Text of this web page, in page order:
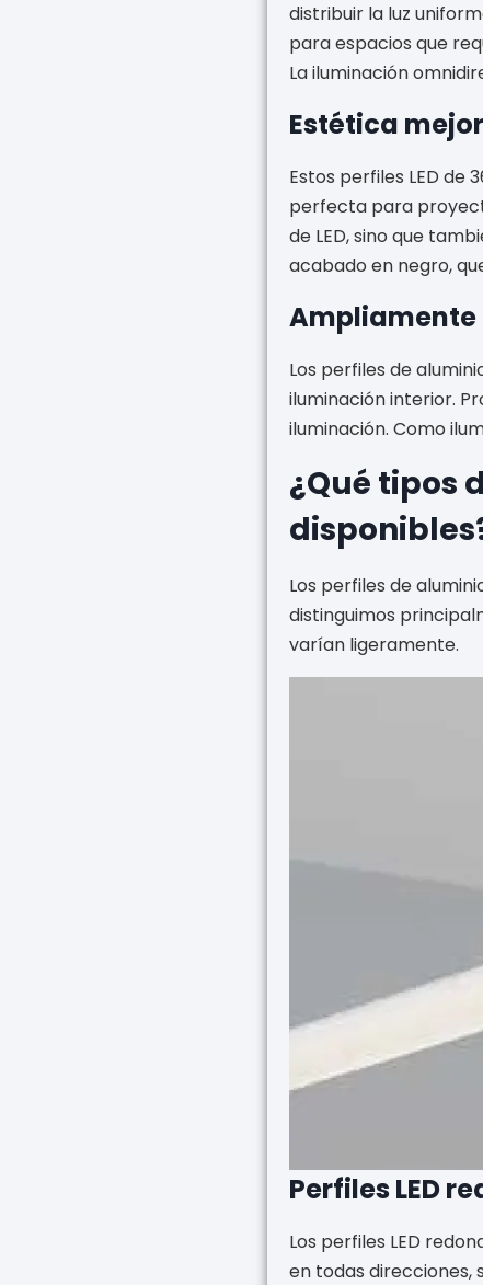
distribuir la luz
para espacios que
La iluminación
Estética
Estos perfiles LED
perfecta para
de LED, sino que
acabado en negro,
Los perfiles de
iluminación interior.
iluminación. Como
¿Qué tipos
Los perfiles de
distinguimos
varían ligeramente.
Perfiles LED
Los perfiles LED
en todas direcciones,